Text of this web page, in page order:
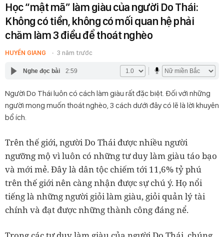
Học “mật mã” làm giàu của người Do Thái:
Không có tiền, không có mối quan hệ phải
chăm làm 3 điều để thoát nghèo
HUYỀN GIANG 3 năm trước
Nghe đọc bài 2:59
Người Do Thái luôn có cách làm giàu rất đặc biệt. Đối với những
người mong muốn thoát nghèo, 3 cách dưới đây có lẽ là lời khuyên
bổ ích.
Trên thế giới, người Do Thái được nhiều người
ngưỡng mộ vì luôn có những tư duy làm giàu táo bạo
và mới mẻ. Đây là dân tộc chiếm tới 11,6% tỷ phú
trên thế giới nên càng nhận được sự chú ý. Họ nổi
tiếng là những người giỏi làm giàu, giỏi quản lý tài
chính và đạt được những thành công đáng nể.